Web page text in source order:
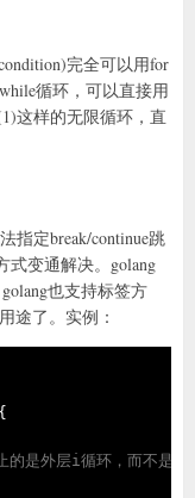
完全可以用for
循环，可以直接用
这样的无限循环，直
指定break/continue跳
式变通解决。golang
也支持标签方
途了。实例：
的是外层i循环，而不是